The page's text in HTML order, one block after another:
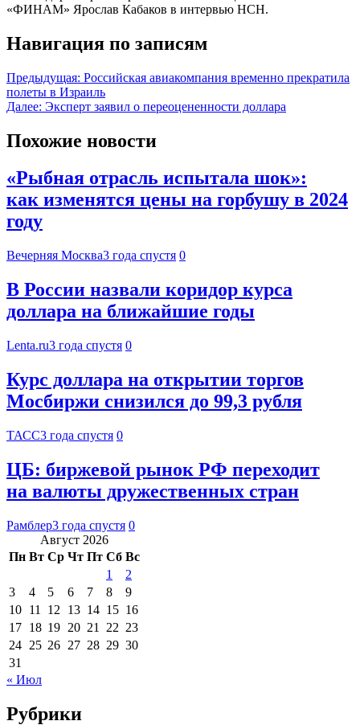
«ФИНАМ» Ярослав Кабаков в интервью НСН.
Навигация по записям
Предыдущая: Российская авиакомпания временно прекратила
полеты в Израиль
Далее: Эксперт заявил о переоцененности доллара
Похожие новости
«Рыбная отрасль испытала шок»:
как изменятся цены на горбушу в 2024
году
Вечерняя Москва3 года спустя 0
В России назвали коридор курса
доллара на ближайшие годы
Lenta.ru3 года спустя 0
Курс доллара на открытии торгов
Мосбиржи снизился до 99,3 рубля
ТАСС3 года спустя 0
ЦБ: биржевой рынок РФ переходит
на валюты дружественных стран
Рамблер3 года спустя 0
Август 2026
Пн Вт Ср Чт Пт Сб Вс
1
2
3
4 5 6 7 8
9
10 11 12 13 14 15 16
17 18 19 20 21 22 23
24 25 26 27 28 29 30
31
« Июл
Рубрики